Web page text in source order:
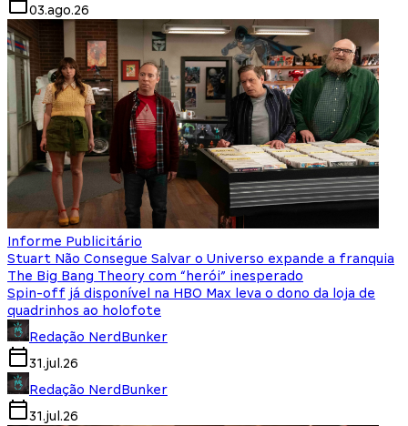
03.ago.26
Informe Publicitário
Stuart Não Consegue Salvar o Universo expande a franquia
The Big Bang Theory com “herói” inesperado
Spin-off já disponível na HBO Max leva o dono da loja de
quadrinhos ao holofote
Redação NerdBunker
31.jul.26
Redação NerdBunker
31.jul.26